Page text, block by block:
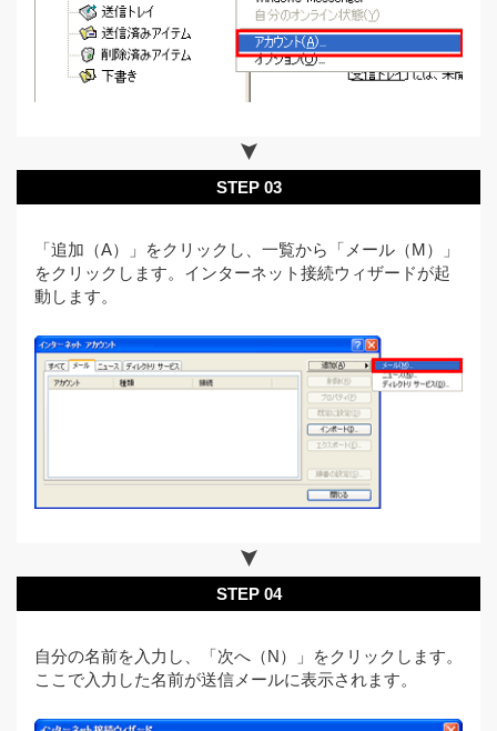
STEP 03
「追加（A）」をクリックし、一覧から「メール（M）」
をクリックします。インターネット接続ウィザードが起
動します。
STEP 04
自分の名前を入力し、「次へ（N）」をクリックします。
ここで入力した名前が送信メールに表示されます。